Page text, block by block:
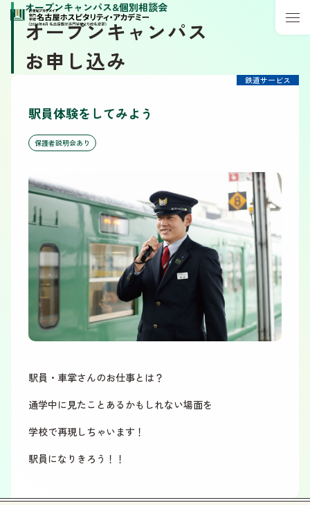
オープンキャンパス&個別相談会
オープンキャンパス
お申し込み
鉄道サービス
駅員体験をしてみよう
保護者説明会あり
駅員・車掌さんのお仕事とは？
通学中に見たことあるかもしれない場面を
学校で再現しちゃいます！
駅員になりきろう！！